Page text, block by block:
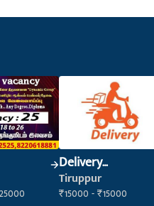
Delivery
Executive
Tiruppur
₹15000 - ₹15000